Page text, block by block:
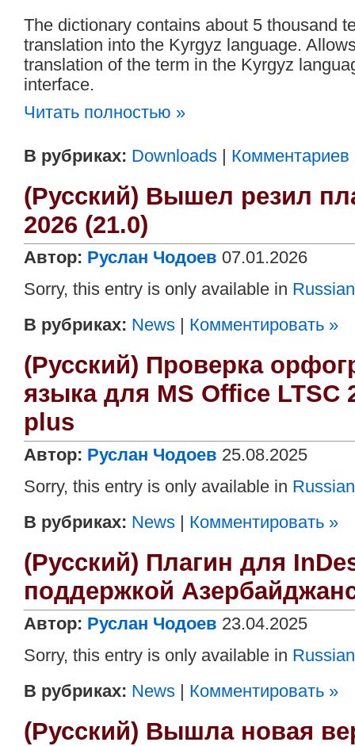
The dictionary contains about 5 thousand
translation into the Kyrgyz language.
translation of the term in the Kyrgyz
interface.
Читать полностью »
В рубриках: Downloads Комментариев
(Русский) Вышел резил
2026 (21.0)
Автор: Руслан Чодоев 07.01.2026
Sorry, this entry is only available in Russian
В рубриках: News Комментировать »
(Русский) Проверка
языка для MS Office LTSC
plus
Автор: Руслан Чодоев 25.08.2025
Sorry, this entry is only available in Russian
В рубриках: News Комментировать »
(Русский) Плагин для
поддержкой
Автор: Руслан Чодоев 23.04.2025
Sorry, this entry is only available in Russian
В рубриках: News Комментировать »
(Русский) Вышла новая